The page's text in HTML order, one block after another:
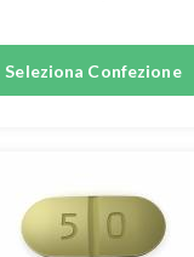
Seleziona Confezione